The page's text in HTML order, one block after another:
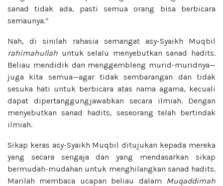
sanad tidak ada, pasti semua orang bisa berbicara
semaunya.”
Nah, di sinilah rahasia semangat asy-Syaikh Muqbil
rahimahullah untuk selalu menyebutkan sanad hadits.
Beliau mendidik dan menggembleng murid-muridnya—
juga kita semua—agar tidak sembarangan dan tidak
sesuka hati untuk berbicara atas nama agama, kecuali
dapat dipertanggungjawabkan secara ilmiah. Dengan
menyebutkan sanad hadits, seseorang telah bertindak
ilmiah.
Sikap keras asy-Syaikh Muqbil ditujukan kepada mereka
yang secara sengaja dan yang mendasarkan sikap
bermudah-mudahan untuk menghilangkan sanad hadits.
Marilah membaca ucapan beliau dalam
Muqaddimah